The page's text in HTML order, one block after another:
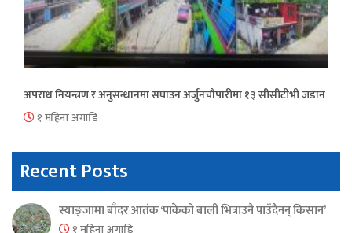
अपराध नियन्त्रण र अनुसन्धानमा सघाउन अर्जुनचौपारीमा १३ सीसीटीभी जडान
१ महिना अगाडि
Recent Posts
स्याङ्जामा बाँदर आतंक ‘पाकेको बाली भित्राउनै पाउँदैनन् किसान’